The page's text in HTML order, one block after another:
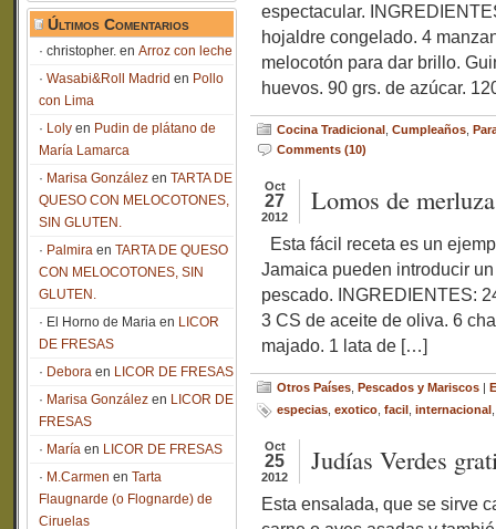
Últimos Comentarios
christopher. en Arroz con leche
Wasabi&Roll Madrid en Pollo
con Lima
Loly en Pudin de plátano de
María Lamarca
Marisa González en TARTA DE
QUESO CON MELOCOTONES,
SIN GLUTEN.
Palmira en TARTA DE QUESO
CON MELOCOTONES, SIN
GLUTEN.
El Horno de Maria en LICOR
DE FRESAS
Debora en LICOR DE FRESAS
Marisa González en LICOR DE
FRESAS
María en LICOR DE FRESAS
M.Carmen en Tarta
Flaugnarde (o Flognarde) de
Ciruelas
espectacular.
hojaldre congelado. 4
melocotón para dar brillo.
huevos. 90 grs. de azúcar.
Cocina Tradicional Cumpleaños
Comments (10)
Oct
27
2012
Lomos de
Esta fácil receta es un
Jamaica pueden introducir
pescado. INGREDIENTES:
3 CS de aceite de oliva. 6
majado. 1 lata de […]
Otros Países Pescados y Mariscos |
especias exotico facil internacional
Oct
25
2012
Judías Verdes
Esta ensalada, que se sirve